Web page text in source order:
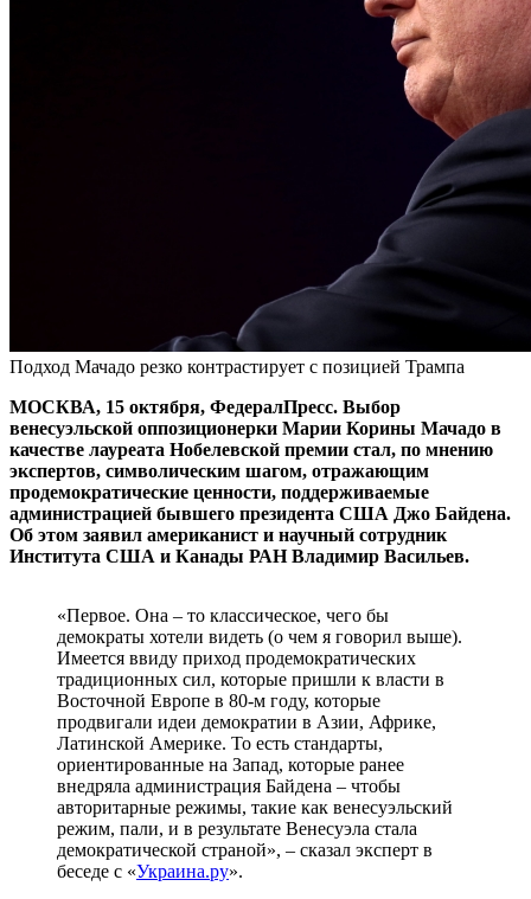
Подход Мачадо резко контрастирует с позицией Трампа
МОСКВА, 15 октября, ФедералПресс. Выбор
венесуэльской оппозиционерки Марии Корины Мачадо в
качестве лауреата Нобелевской премии стал, по мнению
экспертов, символическим шагом, отражающим
продемократические ценности, поддерживаемые
администрацией бывшего президента США Джо Байдена.
Об этом заявил американист и научный сотрудник
Института США и Канады РАН Владимир Васильев.
«Первое. Она – то классическое, чего бы
демократы хотели видеть (о чем я говорил выше).
Имеется ввиду приход продемократических
традиционных сил, которые пришли к власти в
Восточной Европе в 80-м году, которые
продвигали идеи демократии в Азии, Африке,
Латинской Америке. То есть стандарты,
ориентированные на Запад, которые ранее
внедряла администрация Байдена – чтобы
авторитарные режимы, такие как венесуэльский
режим, пали, и в результате Венесуэла стала
демократической страной», – сказал эксперт в
беседе с «Украина.ру».